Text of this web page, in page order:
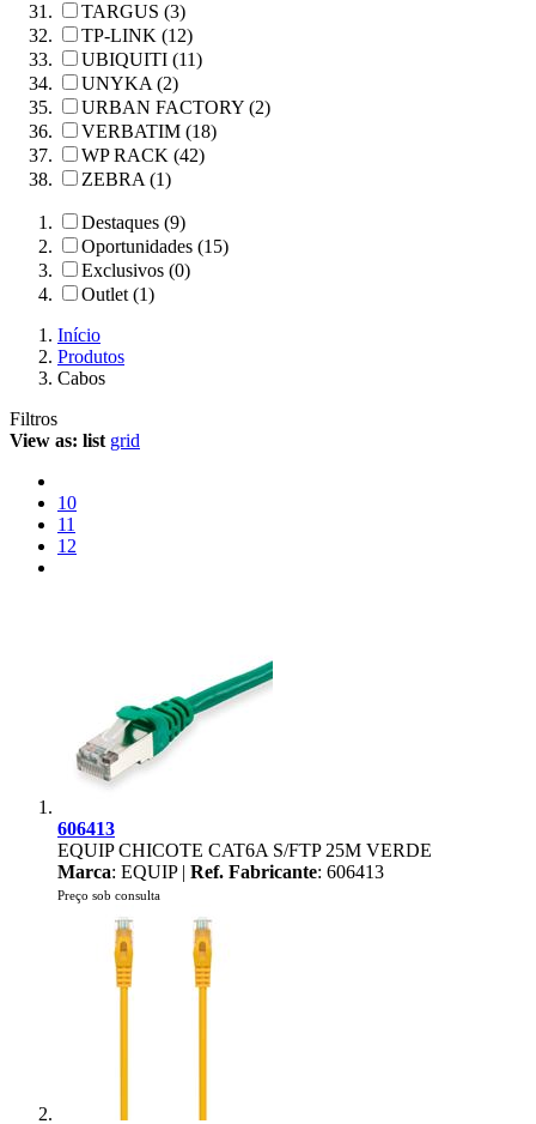
TARGUS (3)
TP-LINK (12)
UBIQUITI (11)
UNYKA (2)
URBAN FACTORY (2)
VERBATIM (18)
WP RACK (42)
ZEBRA (1)
Destaques (9)
Oportunidades (15)
Exclusivos (0)
Outlet (1)
Início
Produtos
Cabos
Filtros
View as: list grid
10
11
12
606413
EQUIP CHICOTE CAT6A S/FTP 25M VERDE
Marca: EQUIP | Ref. Fabricante: 606413
Preço sob consulta